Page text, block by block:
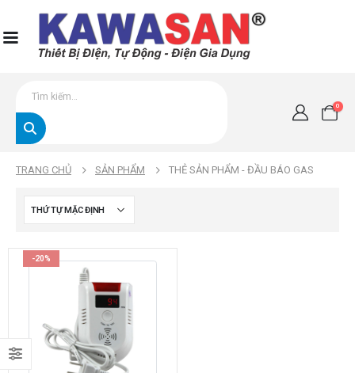
0
TRANG CHỦ SẢN PHẨM THẺ SẢN PHẨM - ĐẦU BÁO GAS
-20%